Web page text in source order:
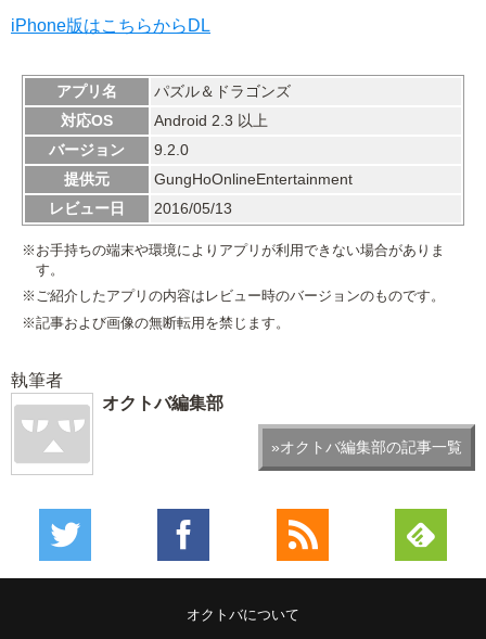
iPhone版はこちらからDL
アプリ名
パズル＆ドラゴンズ
対応OS
Android 2.3 以上
バージョン
9.2.0
提供元
GungHoOnlineEntertainment
レビュー日
2016/05/13
※お手持ちの端末や環境によりアプリが利用できない場合がありま
す。
※ご紹介したアプリの内容はレビュー時のバージョンのものです。
※記事および画像の無断転用を禁じます。
執筆者
オクトバ編集部
»オクトバ編集部の記事一覧
オクトバについて